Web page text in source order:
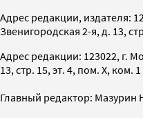
Адрес редакции, издателя:
Звенигородская 2-я, д. 13,
Адрес редакции: 123022, г.
13, стр. 15, эт. 4, пом. X, ком. 1
Главный редактор: Мазурин